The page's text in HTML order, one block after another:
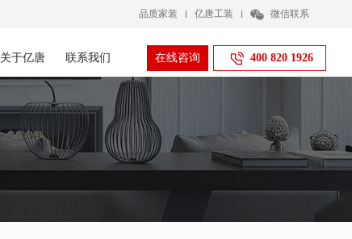
品质家装 亿唐工装 微信联系
关于亿唐 联系我们 在线咨询 400 820 1926